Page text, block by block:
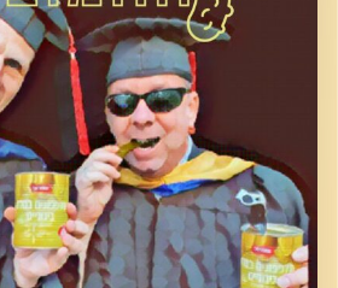
והפעם: החמוצים – הפוסל
מועמדים לכנסת
קרדיט תמונות:AudioVersity